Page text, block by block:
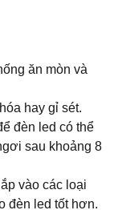
ăn mòn và
hay gỉ sét.
đèn led có thể
sau khoảng 8
vào các loại
đèn led tốt hơn.